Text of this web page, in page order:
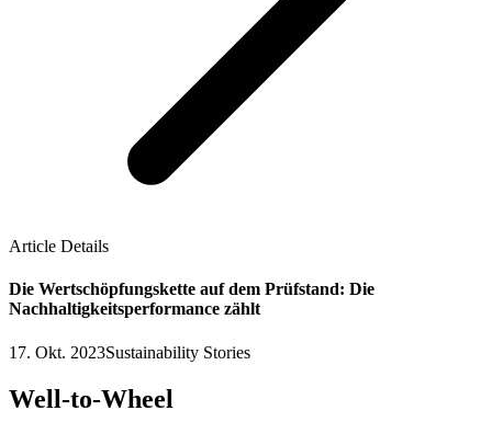
Article Details
Die Wertschöpfungskette auf dem Prüfstand: Die
Nachhaltigkeitsperformance zählt
17. Okt. 2023Sustainability Stories
Well-to-Wheel